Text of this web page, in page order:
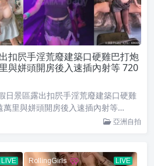
扣屄手淫荒廢建築口硬雞巴打炮
與姘頭開房後入速插內射等 720
日景區露出扣屄手淫荒廢建築口硬雞
萬里與姘頭開房後入速插內射等…
亞洲自拍